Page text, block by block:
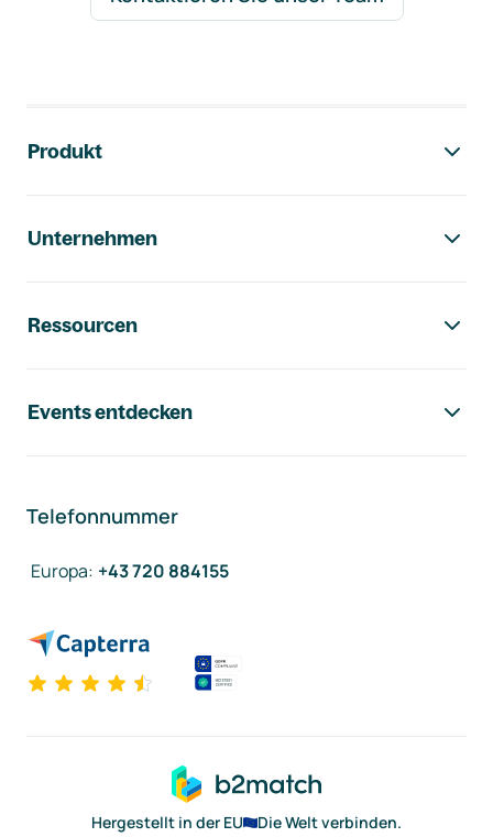
Produkt
Unternehmen
Ressourcen
Events entdecken
Telefonnummer
Europa: +43 720 884155
Hergestellt in der EU
Die Welt verbinden.